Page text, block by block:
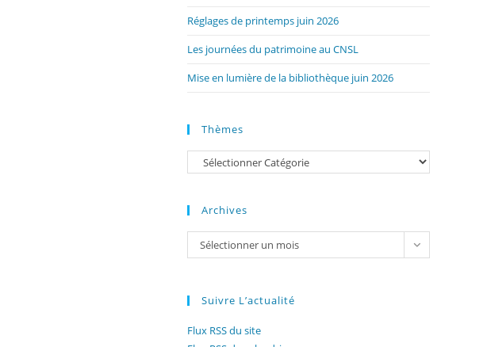
Réglages de printemps juin 2026
Les journées du patrimoine au CNSL
Mise en lumière de la bibliothèque juin 2026
Thèmes
Catégories
Archives
Archives
Sélectionner un mois
Suivre L’actualité
Flux RSS du site